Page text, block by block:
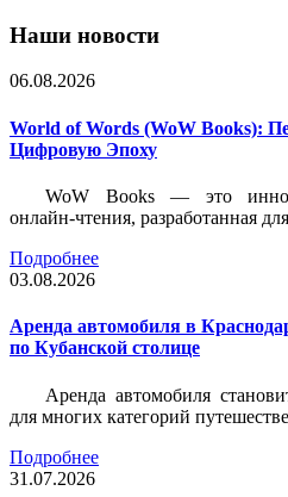
Наши новости
06.08.2026
World of Words (WoW Books):
Цифровую Эпоху
WoW Books — это
онлайн-чтения, разработанная
Подробнее
03.08.2026
Аренда автомобиля в
по Кубанской столице
Аренда автомобиля
для многих категорий
Подробнее
31.07.2026